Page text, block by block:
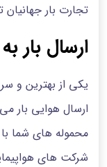
تجارت بار
ارسال بار
یکی از بهترین و
ارسال هوایی بار
محموله های شما با
شرکت های